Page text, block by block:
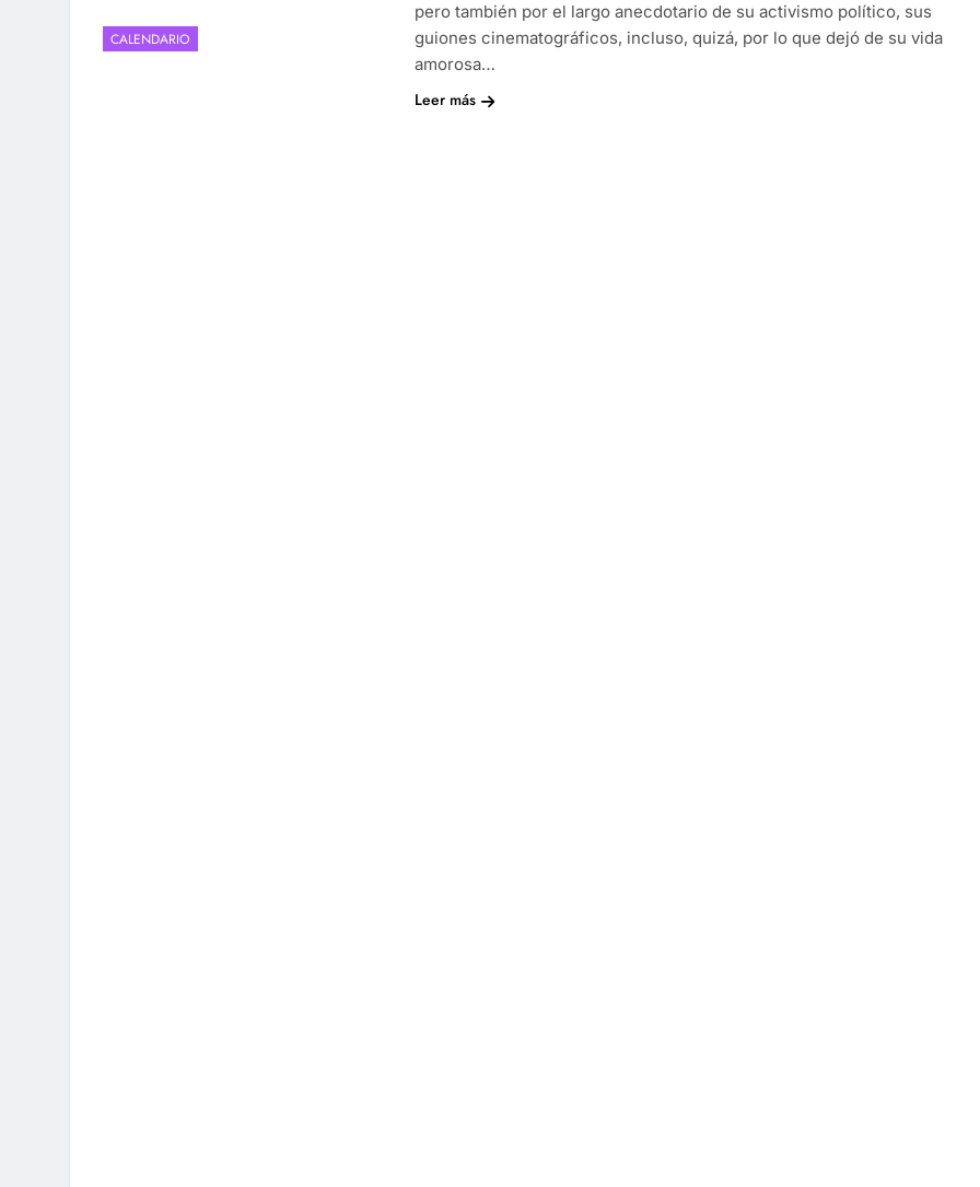
CALENDARIO
pero también por el largo anecdotario de su activismo político, sus
guiones cinematográficos, incluso, quizá, por lo que dejó de su vida
amorosa…
Leer más